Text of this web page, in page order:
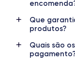
Nom de la puce
Apple A13 Bionic
Nom GPU
GPU 4 cœurs
Que
produtos?
Quais são